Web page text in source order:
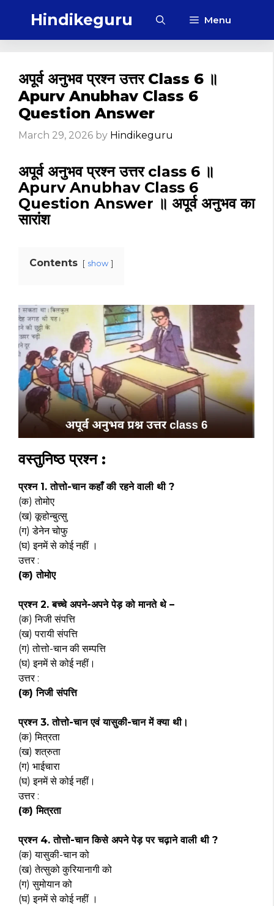
Hindikeguru Menu
अपूर्व अनुभव प्रश्न उत्तर Class 6 ॥
Apurv Anubhav Class 6
Question Answer
March 29, 2026 by Hindikeguru
अपूर्व अनुभव प्रश्न उत्तर class 6 ॥
Apurv Anubhav Class 6
Question Answer ॥ अपूर्व अनुभव का
सारांश
Contents show
वस्तुनिष्ठ प्रश्न :
प्रश्न 1. तोत्तो-चान कहाँ की रहने वाली थी ?
(क) तोमोए
(ख) कूहोन्बुत्सु
(ग) डेनेन चोफु
(घ) इनमें से कोई नहीं ।
उत्तर :
(क) तोमोए
प्रश्न 2. बच्चे अपने-अपने पेड़ को मानते थे –
(क) निजी संपत्ति
(ख) परायी संपत्ति
(ग) तोत्तो-चान की सम्पत्ति
(घ) इनमें से कोई नहीं।
उत्तर :
(क) निजी संपत्ति
प्रश्न 3. तोत्तो-चान एवं यासुकी-चान में क्या थी।
(क) मित्रता
(ख) शत्रुता
(ग) भाईचारा
(घ) इनमें से कोई नहीं।
उत्तर :
(क) मित्रता
प्रश्न 4. तोत्तो-चान किसे अपने पेड़ पर चढ़ाने वाली थी ?
(क) यासुकी-चान को
(ख) तेत्सुको कुरियानागी को
(ग) सुमोयान को
(घ) इनमें से कोई नहीं ।